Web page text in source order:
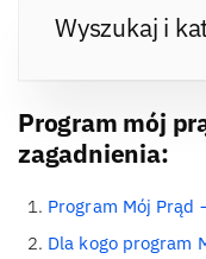
Wyszukaj i
Program mój
zagadnienia:
Program Mój Prąd
Dla kogo program